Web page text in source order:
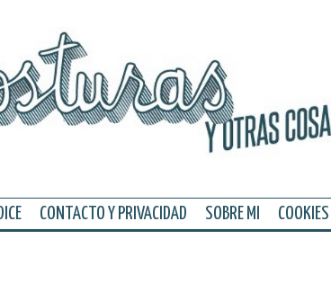
CONTACTO Y PRIVACIDAD SOBRE MI COOKIES